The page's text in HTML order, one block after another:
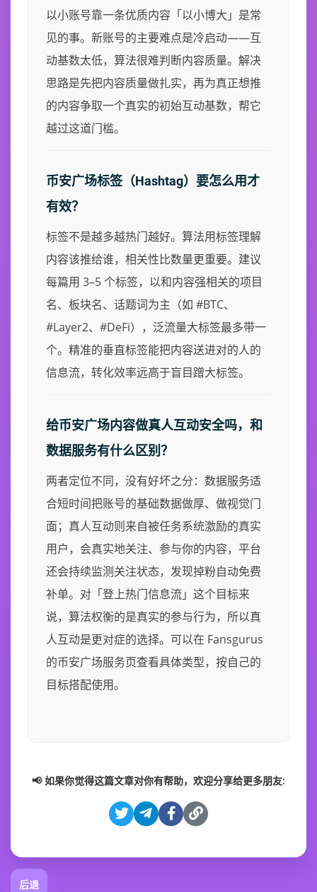
以小账号靠一条优质内容「以小博大」是常
见的事。新账号的主要难点是冷启动——互
动基数太低，算法很难判断内容质量。解决
思路是先把内容质量做扎实，再为真正想推
的内容争取一个真实的初始互动基数，帮它
越过这道门槛。
币安广场标签（Hashtag）要怎么用才
有效？
标签不是越多越热门越好。算法用标签理解
内容该推给谁，相关性比数量更重要。建议
每篇用 3–5 个标签，以和内容强相关的项目
名、板块名、话题词为主（如 #BTC、
#Layer2、#DeFi），泛流量大标签最多带一
个。精准的垂直标签能把内容送进对的人的
信息流，转化效率远高于盲目蹭大标签。
给币安广场内容做真人互动安全吗，和
数据服务有什么区别？
两者定位不同，没有好坏之分：数据服务适
合短时间把账号的基础数据做厚、做视觉门
面；真人互动则来自被任务系统激励的真实
用户，会真实地关注、参与你的内容，平台
还会持续监测关注状态，发现掉粉自动免费
补单。对「登上热门信息流」这个目标来
说，算法权衡的是真实的参与行为，所以真
人互动是更对症的选择。可以在 Fansgurus
的币安广场服务页查看具体类型，按自己的
目标搭配使用。
📢 如果你觉得这篇文章对你有帮助，欢迎分享给更多朋友:
后退